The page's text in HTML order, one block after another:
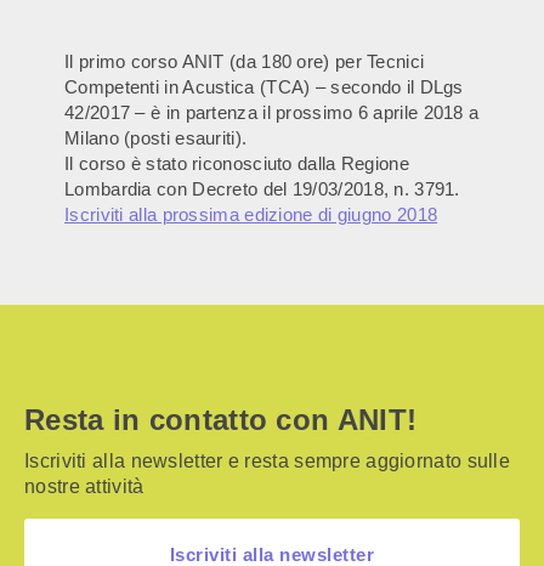
Il primo corso ANIT (da 180 ore) per Tecnici
Competenti in Acustica (TCA) – secondo il DLgs
42/2017 – è in partenza il prossimo 6 aprile 2018 a
Milano (posti esauriti).
Il corso è stato riconosciuto dalla Regione
Lombardia con Decreto del 19/03/2018, n. 3791.
Iscriviti alla prossima edizione di giugno 2018
Resta in contatto con ANIT!
Iscriviti alla newsletter e resta sempre aggiornato sulle
nostre attività
Iscriviti alla newsletter